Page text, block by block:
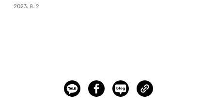
2023. 8. 2